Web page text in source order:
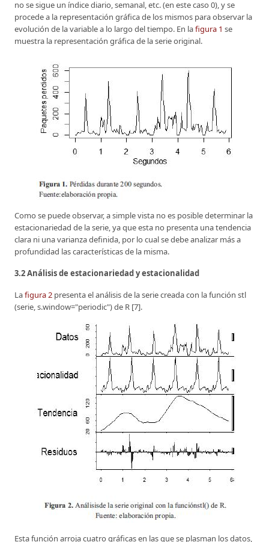
no se sigue un índice diario, semanal, etc. (en este caso 0), y se
procede a la representación gráfica de los mismos para observar la
evolución de la variable a lo largo del tiempo. En lafigura 1 se
muestra la representación gráfica de la serie original.
Como se puede observar, a simple vista no es posible determinar la
estacionariedad de la serie, ya que esta no presenta una tendencia
clara ni una varianza definida, por lo cual se debe analizar más a
profundidad las características de la misma.
3.2 Análisis de estacionariedad y estacionalidad
Lafigura 2 presenta el análisis de la serie creada con la función stl
(serie, s.window="periodic") de R [7].
Esta función arroja cuatro gráficas en las que se plasman los datos,